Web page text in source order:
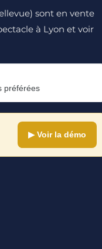
sont en vente
à Lyon et voir
préférées
▶ Voir la démo